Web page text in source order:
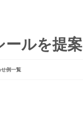
ールを提案
例一覧